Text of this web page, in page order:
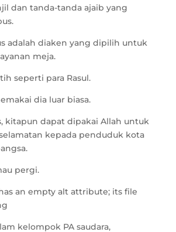
dan tanda-tanda ajaib yang
adalah diaken yang dipilih untuk
meja.
seperti para Rasul.
dia luar biasa.
kitapun dapat dipakai Allah untuk
kepada penduduk kota
pergi.
kelompok PA saudara,